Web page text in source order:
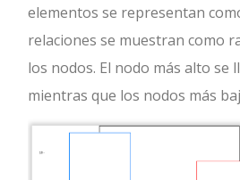
elementos se representan
relaciones se muestran como
los nodos. El nodo más alto se
mientras que los nodos más